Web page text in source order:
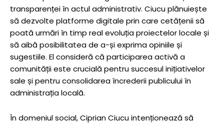
transparenței în actul administrativ. Ciucu plănuiește
să dezvolte platforme digitale prin care cetățenii să
poată urmări în timp real evoluția proiectelor locale și
să aibă posibilitatea de a-și exprima opiniile și
sugestiile. El consideră că participarea activă a
comunității este crucială pentru succesul inițiativelor
sale și pentru consolidarea încrederii publicului în
administrația locală.
În domeniul social, Ciprian Ciucu intenționează să